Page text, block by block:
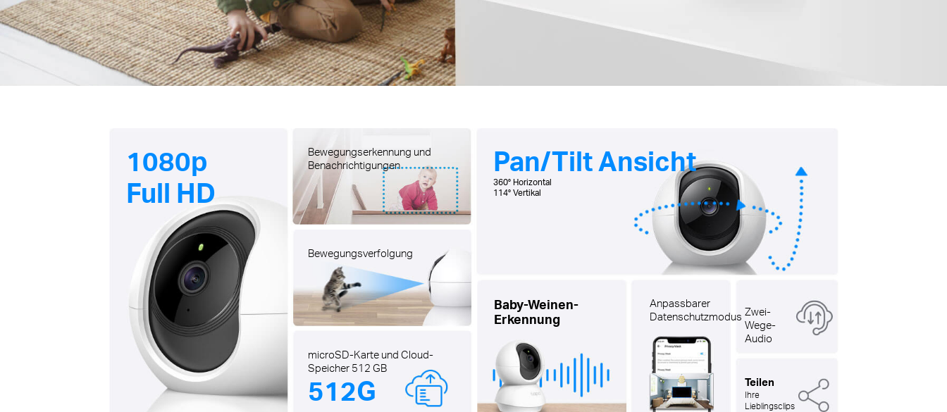
1080p
Full HD
Bewegungserkennung und
Benachrichtigungen
Bewegungsverfolgung
microSD-Karte und Cloud-
Speicher 512 GB
512G
Pan/Tilt Ansicht
360° Horizontal
114° Vertikal
Baby-Weinen-
Erkennung
Anpassbarer
Datenschutzmodus Zwei-
Wege-
Audio
Teilen
Ihre
Lieblingsclips